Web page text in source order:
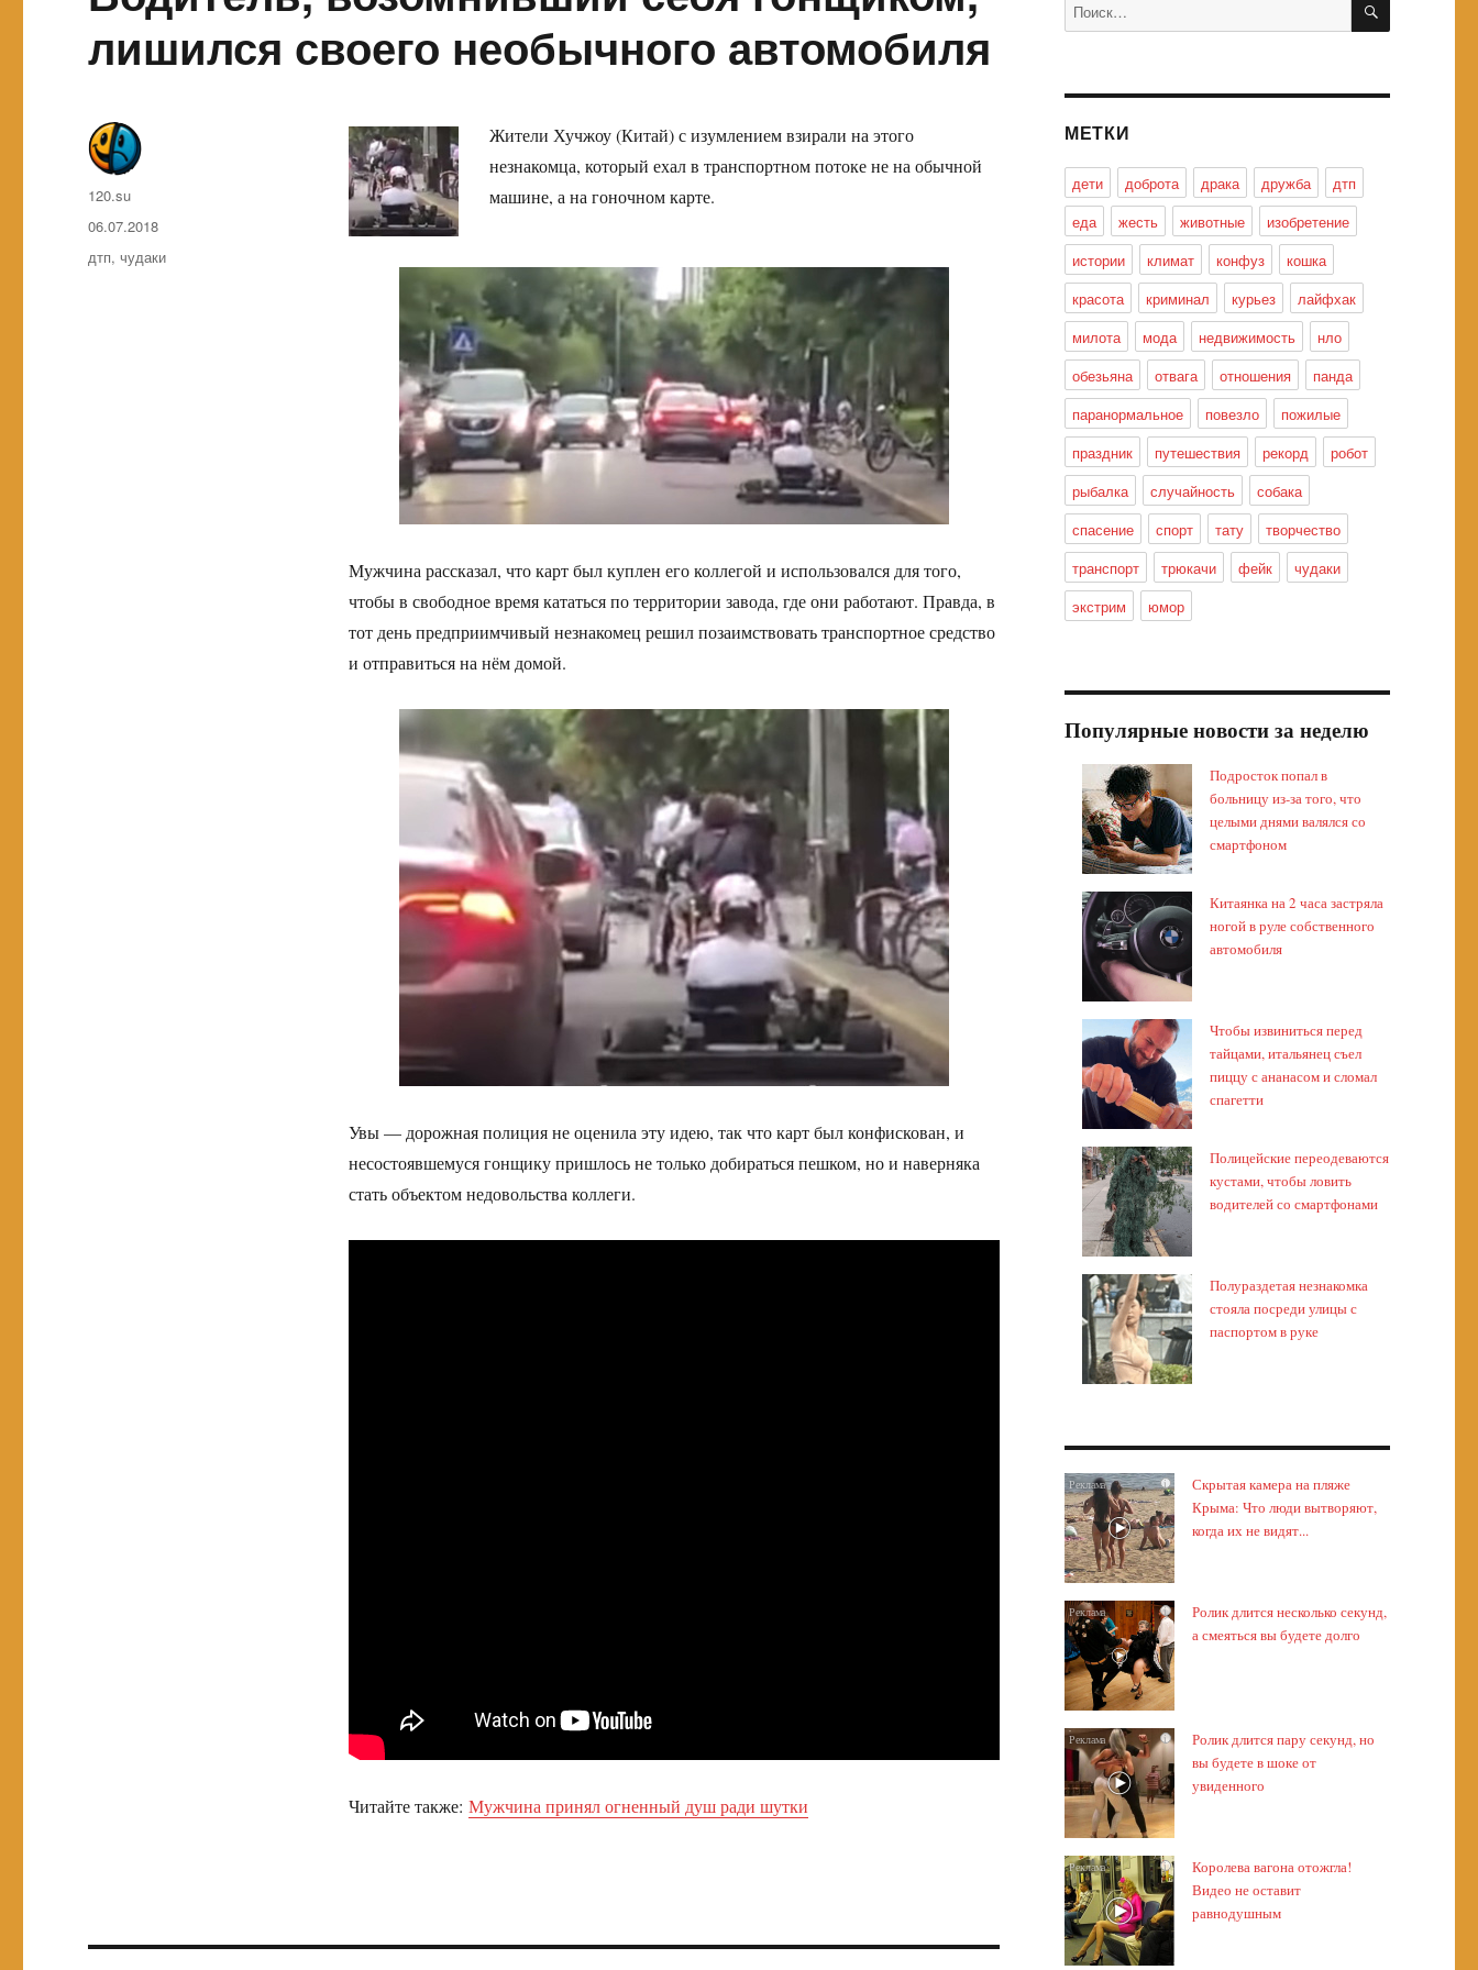
лишился своего необычного автомобиля
Жители Хучжоу (Китай) с изумлением взирали на этого
незнакомца, который ехал в транспортном потоке не на обычной
машине, а на гоночном карте.
Мужчина рассказал, что карт был куплен его коллегой и использовался для того,
чтобы в свободное время кататься по территории завода, где они работают. Правда, в
тот день предприимчивый незнакомец решил позаимствовать транспортное средство
и отправиться на нём домой.
Увы — дорожная полиция не оценила эту идею, так что карт был конфискован, и
несостоявшемуся гонщику пришлось не только добираться пешком, но и наверняка
стать объектом недовольства коллеги.
Читайте также: Мужчина принял огненный душ ради шутки
Автор
120.su
Опубликовано
06.07.2018
Метки
дтп,чудаки
МЕТКИ
дети доброта драка дружба
дтп
еда
жесть животные
изобретение
истории
климат конфуз
кошка
красота
криминал курьез
лайфхак
милота
мода недвижимость
нло
обезьяна
отвага отношения
панда
паранормальное
повезло
пожилые
праздник
путешествия рекорд
робот
рыбалка
случайность
собака
спасение
спорт тату
творчество
транспорт
трюкачи фейк
чудаки
экстрим
юмор
Популярные новости за неделю
Подросток попал в
больницу из-за того, что
целыми днями валялся со
смартфоном
Китаянка на 2 часа застряла
ногой в руле собственного
автомобиля
Чтобы извиниться перед
тайцами, итальянец съел
пиццу с ананасом и сломал
спагетти
Полицейские переодеваются
кустами, чтобы ловить
водителей со смартфонами
Полураздетая незнакомка
стояла посреди улицы с
паспортом в руке
i
Скрытая камера на пляже
Крыма: Что люди вытворяют,
когда их не видят...
i
Ролик длится несколько секунд,
а смеяться вы будете долго
i
Ролик длится пару секунд, но
вы будете в шоке от
увиденного
i
Королева вагона отожгла!
Видео не оставит
равнодушным